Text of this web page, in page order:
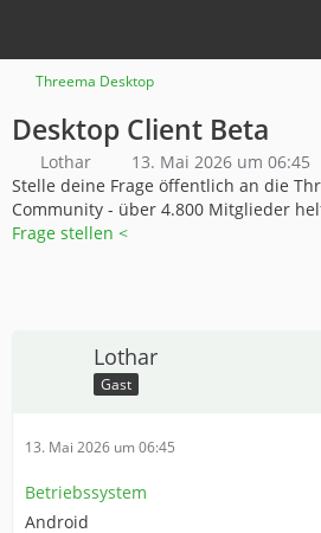
Threema Desktop
Desktop Client Beta
Lothar
13. Mai 2026 um 06:45
Stelle deine Frage öffentlich an die
Community - über 4.800 Mitglieder
Frage stellen <
Lothar
Gast
13. Mai 2026 um 06:45
Betriebssystem
Android